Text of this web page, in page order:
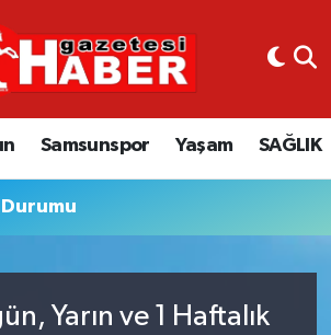
Samsunspor Yaşam SAĞLIK
Yarın ve 1 Haftalık